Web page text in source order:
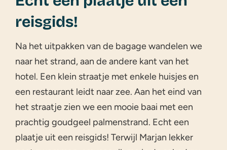
reisgids!
Na het uitpakken van de bagage wandelen we
naar het strand, aan de andere kant van het
hotel. Een klein straatje met enkele huisjes en
een restaurant leidt naar zee. Aan het eind van
het straatje zien we een mooie baai met een
prachtig goudgeel palmenstrand. Echt een
plaatje uit een reisgids! Terwijl Marjan lekker